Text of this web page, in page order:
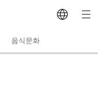
음식문화